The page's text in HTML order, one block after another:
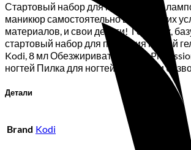
Стартовый набор для ногтей Kodi с
маникюр самостоятельно в домашних
материалов, и свои деньги! Гель-лак,
стартовый набор для покрытия ногтей
Kodi, 8 мл Обезжириватель Kodi
ногтей Пилка для ногтей Салфетки
Детали
Brand Kodi